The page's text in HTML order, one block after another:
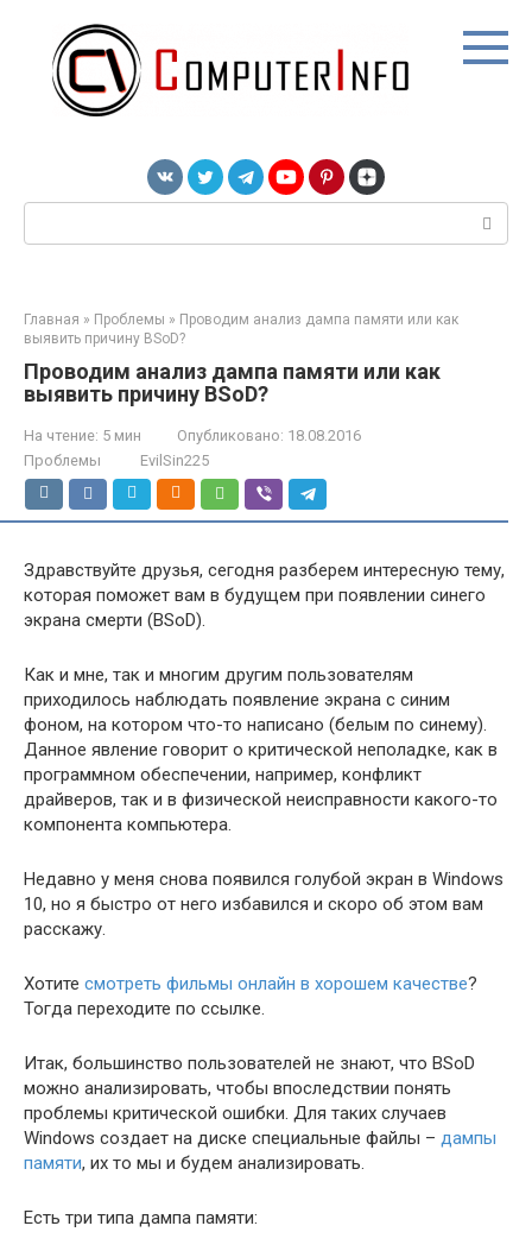
контенту
Главная » Проблемы » Проводим анализ дампа памяти или как
выявить причину BSoD?
Проводим анализ дампа памяти или как
выявить причину BSoD?
На чтение: 5 мин Опубликовано: 18.08.2016
Проблемы
EvilSin225
Здравствуйте друзья, сегодня разберем интересную тему,
которая поможет вам в будущем при появлении синего
экрана смерти (BSoD).
Как и мне, так и многим другим пользователям
приходилось наблюдать появление экрана с синим
фоном, на котором что-то написано (белым по синему).
Данное явление говорит о критической неполадке, как в
программном обеспечении, например, конфликт
драйверов, так и в физической неисправности какого-то
компонента компьютера.
Недавно у меня снова появился голубой экран в Windows
10, но я быстро от него избавился и скоро об этом вам
расскажу.
Хотите смотреть фильмы онлайн в хорошем качестве?
Тогда переходите по ссылке.
Итак, большинство пользователей не знают, что BSoD
можно анализировать, чтобы впоследствии понять
проблемы критической ошибки. Для таких случаев
Windows создает на диске специальные файлы – дампы
памяти, их то мы и будем анализировать.
Есть три типа дампа памяти: